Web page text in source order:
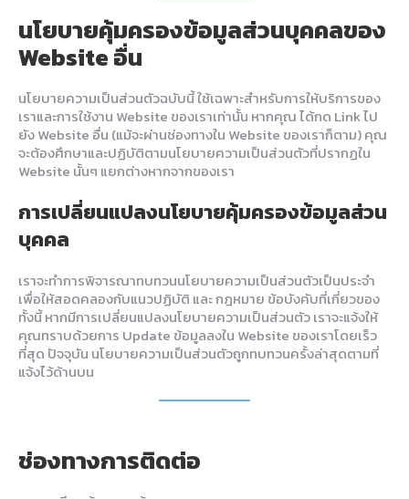
นโยบายคุ้มครองข้อมูลส่วนบุคคลของ
Website อื่น
นโยบายความเป็นส่วนตัวฉบับนี้ ใช้เฉพาะสำหรับการให้บริการของ
เราและการใช้งาน Website ของเราเท่านั้น หากคุณ ได้กด Link ไป
ยัง Website อื่น (แม้จะผ่านช่องทางใน Website ของเราก็ตาม) คุณ
จะต้องศึกษาและปฏิบัติตามนโยบายความเป็นส่วนตัวที่ปรากฏใน
Website นั้นๆ แยกต่างหากจากของเรา
การเปลี่ยนแปลงนโยบายคุ้มครองข้อมูลส่วน
บุคคล
เราจะทำการพิจารณาทบทวนนโยบายความเป็นส่วนตัวเป็นประจำ
เพื่อให้สอดคลองกับแนวปฏิบัติ และ กฎหมาย ข้อบังคับที่เกี่ยวของ
ทั้งนี้ หากมีการเปลี่ยนแปลงนโยบายความเป็นส่วนตัว เราจะแจ้งให้
คุณทราบด้วยการ Update ข้อมูลลงใน Website ของเราโดยเร็ว
ที่สุด ปัจจุบัน นโยบายความเป็นส่วนตัวถูกทบทวนครั้งล่าสุดตามที่
แจ้งไว้ด้านบน
ช่องทางการติดต่อ